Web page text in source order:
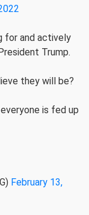
for and actively
Trump.
they will be?
is fed up
February 13,